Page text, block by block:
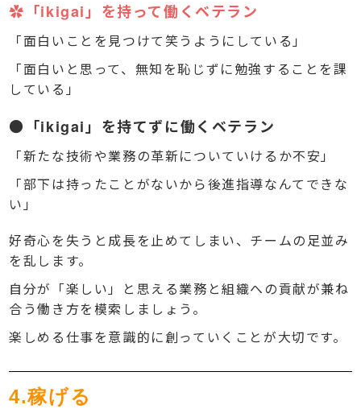
✿「ikigai」を持って働くベテラン
「面白いことを見つけて笑うようにしている」
「面白いと思って、無知を恥じずに勉強することを課
している」
●「ikigai」を持てずに働くベテラン
「新たな技術や業務の革新についていけるか不安」
「部下は持ったことがないから後進指導なんてできな
い」
好奇心を失うと成長を止めてしまい、チームの足並み
を乱します。
自分が「楽しい」と思える業務と組織への貢献が兼ね
合う働き方を模索しましょう。
楽しめる仕事を意識的に創っていくことが大切です。
4.稼げる